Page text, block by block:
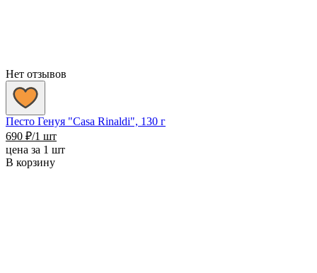
Нет отзывов
Песто Генуя "Casa Rinaldi", 130 г
690 ₽/1 шт
цена за 1 шт
В корзину